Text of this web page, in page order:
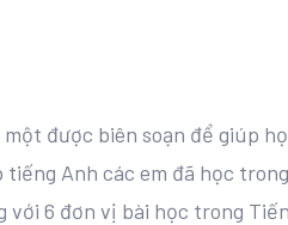
một được biên soạn để giúp
Anh các em đã học
với 6 đơn vị bài học trong